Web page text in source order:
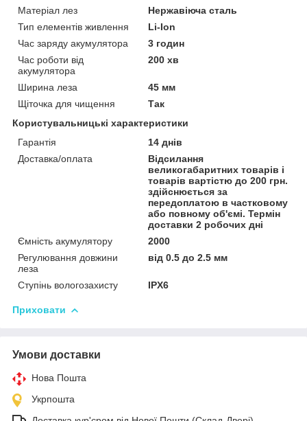
Матеріал лез
Нержавіюча сталь
Тип елементів живлення
Li-Ion
Час заряду акумулятора
3 годин
Час роботи від
акумулятора
200 хв
Ширина леза
45 мм
Щіточка для чищення
Так
Користувальницькі характеристики
Гарантія
14 днів
Доставка/оплата
Відсилання
великогабаритних товарів і
товарів вартістю до 200 грн.
здійснюється за
передоплатою в частковому
або повному об'ємі. Термін
доставки 2 робочих дні
Ємність акумулятору
2000
Регулювання довжини
леза
від 0.5 до 2.5 мм
Ступінь вологозахисту IPX6
Приховати
Умови доставки
Нова Пошта
Укрпошта